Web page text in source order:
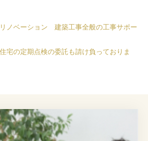
ノベーション 建築工事全般の工事サポー
宅の定期点検の委託も請け負っておりま